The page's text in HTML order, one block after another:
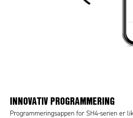
INNOVATIV PROGRAMMERING
Programmeringsappen for SH4-serien er